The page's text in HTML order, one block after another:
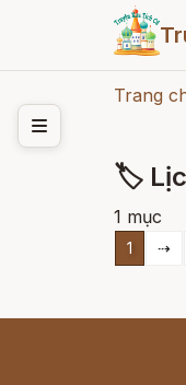
Trang
🏷
1 mục
1 ⇢